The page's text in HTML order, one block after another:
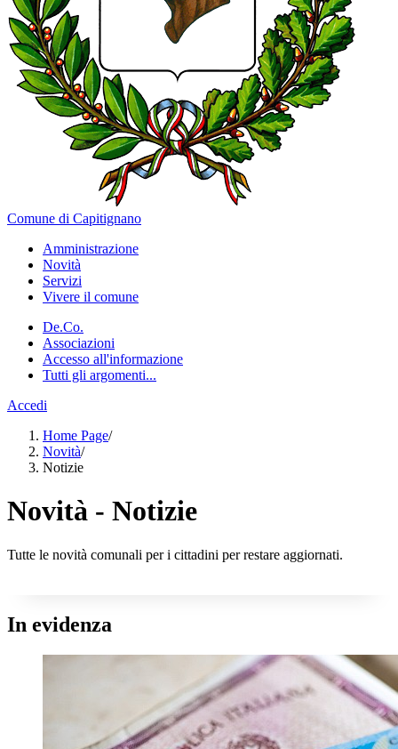
Comune di Capitignano
Amministrazione
Novità
Servizi
Vivere il comune
De.Co.
Associazioni
Accesso all'informazione
Tutti gli argomenti...
Accedi
Home Page/
Novità/
Notizie
Novità - Notizie
Tutte le novità comunali per i cittadini per restare aggiornati.
In evidenza